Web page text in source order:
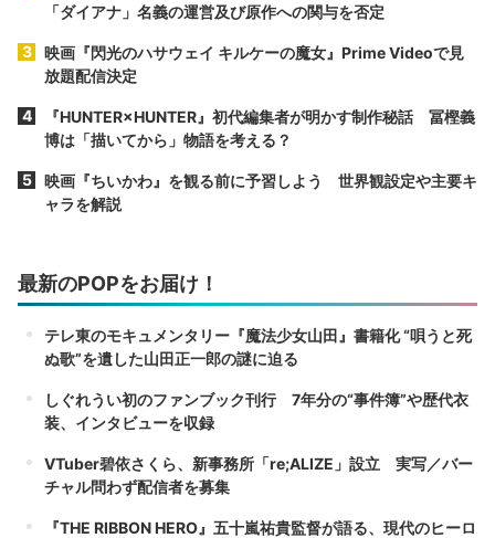
「ダイアナ」名義の運営及び原作への関与を否定
映画『閃光のハサウェイ キルケーの魔女』Prime Videoで見
放題配信決定
『HUNTER×HUNTER』初代編集者が明かす制作秘話 冨樫義
博は「描いてから」物語を考える？
映画『ちいかわ』を観る前に予習しよう 世界観設定や主要キ
ャラを解説
最新のPOPをお届け！
テレ東のモキュメンタリー『魔法少女山田』書籍化 “唄うと死
ぬ歌”を遺した山田正一郎の謎に迫る
しぐれうい初のファンブック刊行 7年分の“事件簿”や歴代衣
装、インタビューを収録
VTuber碧依さくら、新事務所「re;ALIZE」設立 実写／バー
チャル問わず配信者を募集
『THE RIBBON HERO』五十嵐祐貴監督が語る、現代のヒーロ